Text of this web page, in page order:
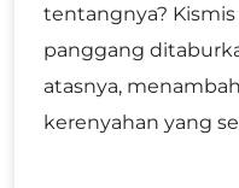
tentangnya?
panggang
atasnya,
kerenyahan yang